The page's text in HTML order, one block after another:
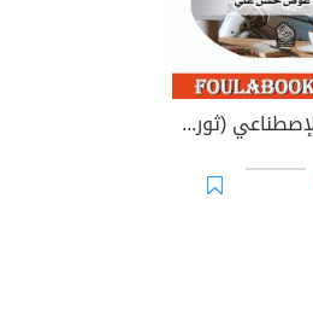
الذكاء الإصطناعي (ثورة CHAT GPT)